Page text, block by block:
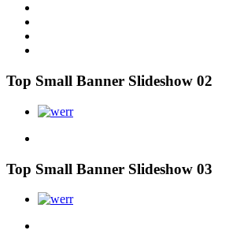
Top Small Banner Slideshow 02
Top Small Banner Slideshow 03